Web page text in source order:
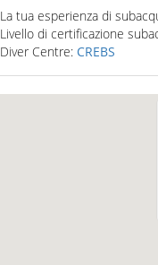
La tua esperienza di
Livello di certificazione
Diver Centre: CREBS